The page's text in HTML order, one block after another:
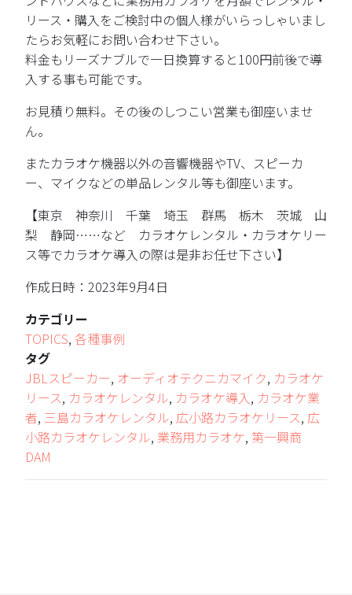
リース・購入をご検討中の個人様がいらっしゃいまし
たらお気軽にお問い合わせ下さい。
料金もリーズナブルで一日換算すると100円前後で導
入する事も可能です。
お見積り無料。その後のしつこい営業も御座いませ
ん。
またカラオケ機器以外の音響機器やTV、スピーカ
ー、マイクなどの単品レンタル等も御座います。
【東京 神奈川 千葉 埼玉 群馬 栃木 茨城 山
梨 静岡……など カラオケレンタル・カラオケリー
ス等でカラオケ導入の際は是非お任せ下さい】
作成日時：2023年9月4日
カテゴリー
TOPICS, 各種事例
タグ
JBLスピーカー, オーディオテクニカマイク, カラオケ
リース, カラオケレンタル, カラオケ導入, カラオケ業
者, 三島カラオケレンタル, 広小路カラオケリース, 広
小路カラオケレンタル, 業務用カラオケ, 第一興商
DAM